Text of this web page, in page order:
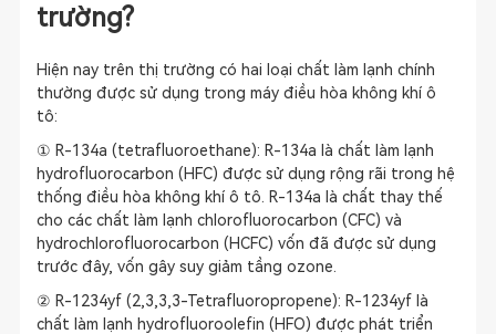
trường?
Hiện nay trên thị trường có hai loại chất làm lạnh chính
thường được sử dụng trong máy điều hòa không khí ô
tô:
① R-134a (tetrafluoroethane): R-134a là chất làm lạnh
hydrofluorocarbon (HFC) được sử dụng rộng rãi trong hệ
thống điều hòa không khí ô tô. R-134a là chất thay thế
cho các chất làm lạnh chlorofluorocarbon (CFC) và
hydrochlorofluorocarbon (HCFC) vốn đã được sử dụng
trước đây, vốn gây suy giảm tầng ozone.
② R-1234yf (2,3,3,3-Tetrafluoropropene): R-1234yf là
chất làm lạnh hydrofluoroolefin (HFO) được phát triển